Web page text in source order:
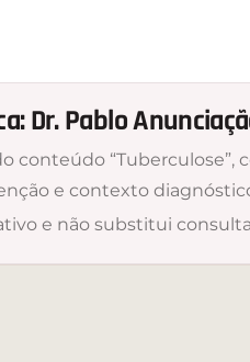
Dr. Pablo
conteúdo
e contexto
e não substitui